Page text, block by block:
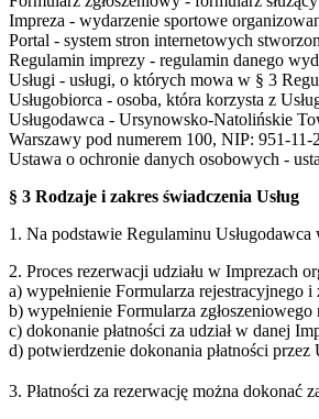
Impreza - wydarzenie sportowe
Portal - system stron internetowych
Regulamin imprezy - regulamin danego
Usługi - usługi, o których mowa w § 3
Usługobiorca - osoba, która korzysta z
Usługodawca - Ursynowsko-Natolińskie
Warszawy pod numerem 100, NIP: 951-
Ustawa o ochronie danych osobowych -
§ 3 Rodzaje i zakres świadczenia Usług
1. Na podstawie Regulaminu
2. Proces rezerwacji udziału w Imprezach
a) wypełnienie Formularza rejestracyjnego
b) wypełnienie Formularza
c) dokonanie płatności za udział w danej
d) potwierdzenie dokonania płatności przez
3. Płatności za rezerwację można dokonać